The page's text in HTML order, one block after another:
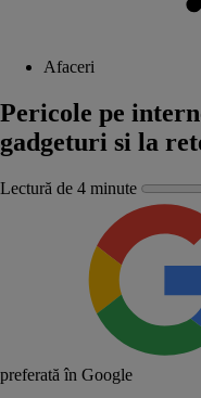
Afaceri
Pericole pe
gadgeturi si la
Lectură de 4 minute
preferată în Google